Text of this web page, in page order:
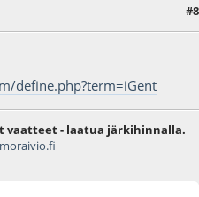
#8
define.php?term=iGent
vaatteet - laatua järkihinnalla.